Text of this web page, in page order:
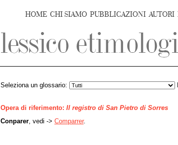
HOME CHI SIAMO PUBBLICAZIONI AUTORI
Seleziona un glossario:
Opera di riferimento: Il registro di San Pietro di Sorres
Conparer , vedi -> Comparrer.